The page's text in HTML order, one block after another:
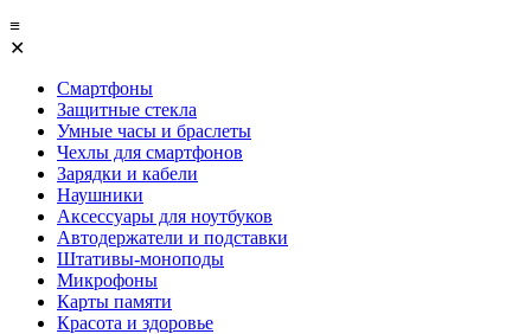
≡
✕
Смартфоны
Защитные стекла
Умные часы и браслеты
Чехлы для смартфонов
Зарядки и кабели
Наушники
Аксессуары для ноутбуков
Автодержатели и подставки
Штативы-моноподы
Микрофоны
Карты памяти
Красота и здоровье